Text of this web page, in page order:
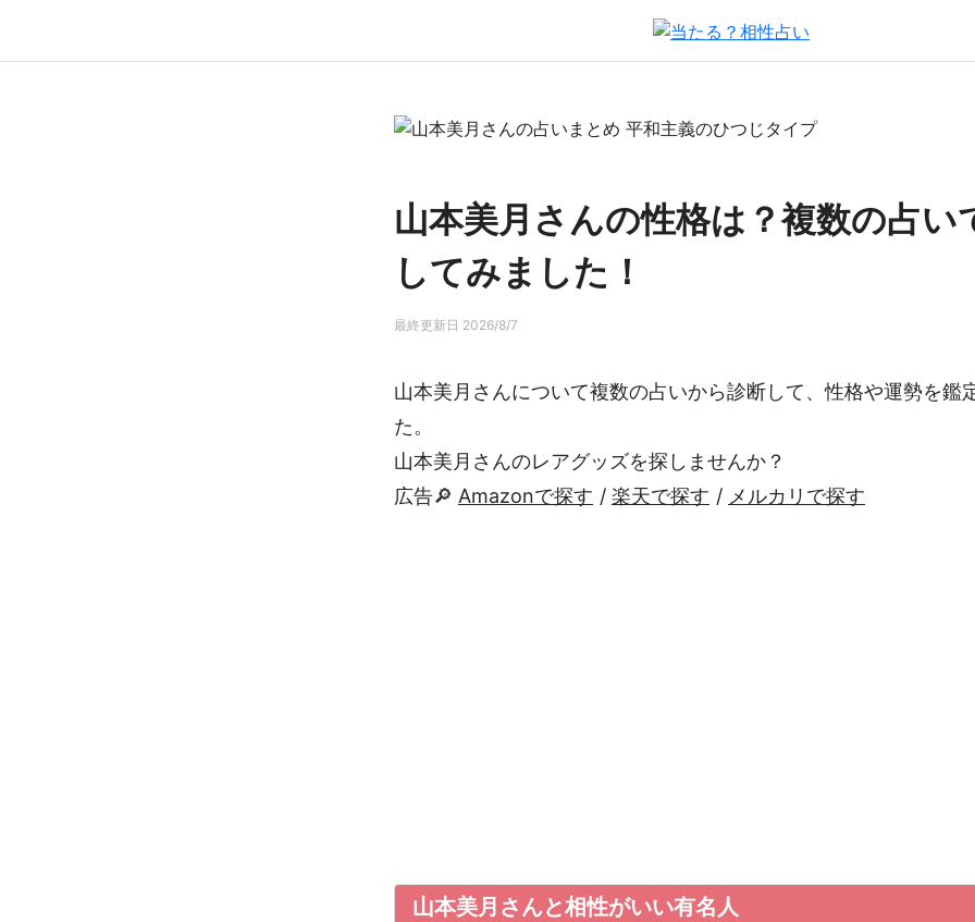
山本美月さんの性格は？複数の占い
してみました！
最終更新日 2026/8/7
山本美月さんについて複数の占いから診断して、性格や運勢を鑑
た。
山本美月さんのレアグッズを探しませんか？
広告🔎 Amazonで探す / 楽天で探す / メルカリで探す
山本美月さんと相性がいい有名人